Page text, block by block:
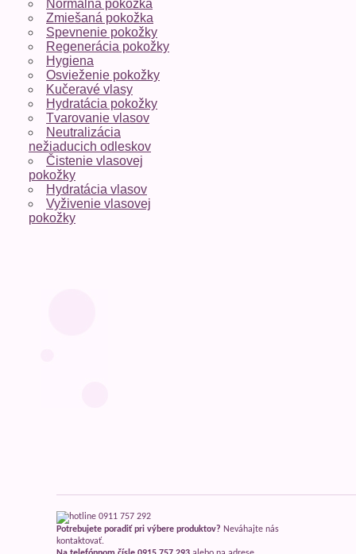
Normálna pokožka
Zmiešaná pokožka
Spevnenie pokožky
Regenerácia pokožky
Hygiena
Osvieženie pokožky
Kučeravé vlasy
Hydratácia pokožky
Tvarovanie vlasov
Neutralizácia
nežiaducich odleskov
Čistenie vlasovej
pokožky
Hydratácia vlasov
Vyživenie vlasovej
pokožky
Potrebujete poradiť pri výbere produktov? Neváhajte nás
kontaktovať.